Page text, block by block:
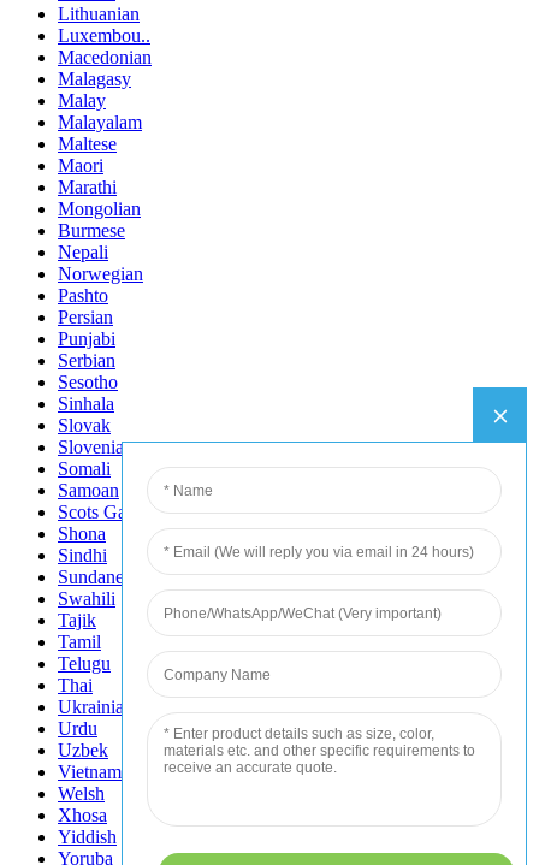
Lithuanian
Luxembou..
Macedonian
Malagasy
Malay
Malayalam
Maltese
Maori
Marathi
Mongolian
Burmese
Nepali
Norwegian
Pashto
Persian
Punjabi
Serbian
Sesotho
Sinhala
Slovak
Slovenian
Somali
Samoan
Scots Gaelic
Shona
Sindhi
Sundanese
Swahili
Tajik
Tamil
Telugu
Thai
Ukrainian
Urdu
Uzbek
Vietnamese
Welsh
Xhosa
Yiddish
Yoruba